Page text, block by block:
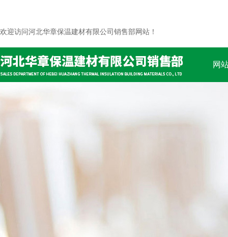
欢迎访问河北华章保温建材有限公司销售部网站！
网